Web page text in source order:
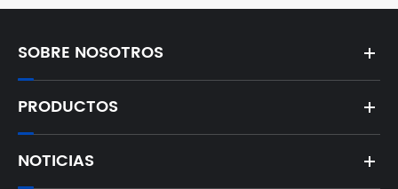
SOBRE NOSOTROS
PRODUCTOS
NOTICIAS